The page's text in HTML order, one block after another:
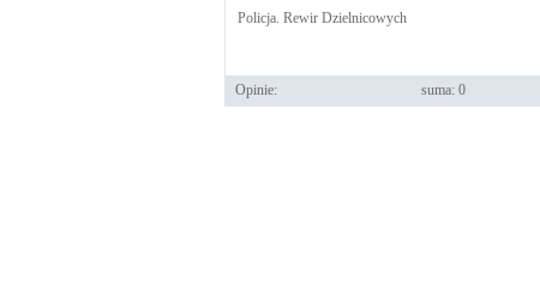
Policja. Rewir Dzielnicowych
Opinie: suma: 0